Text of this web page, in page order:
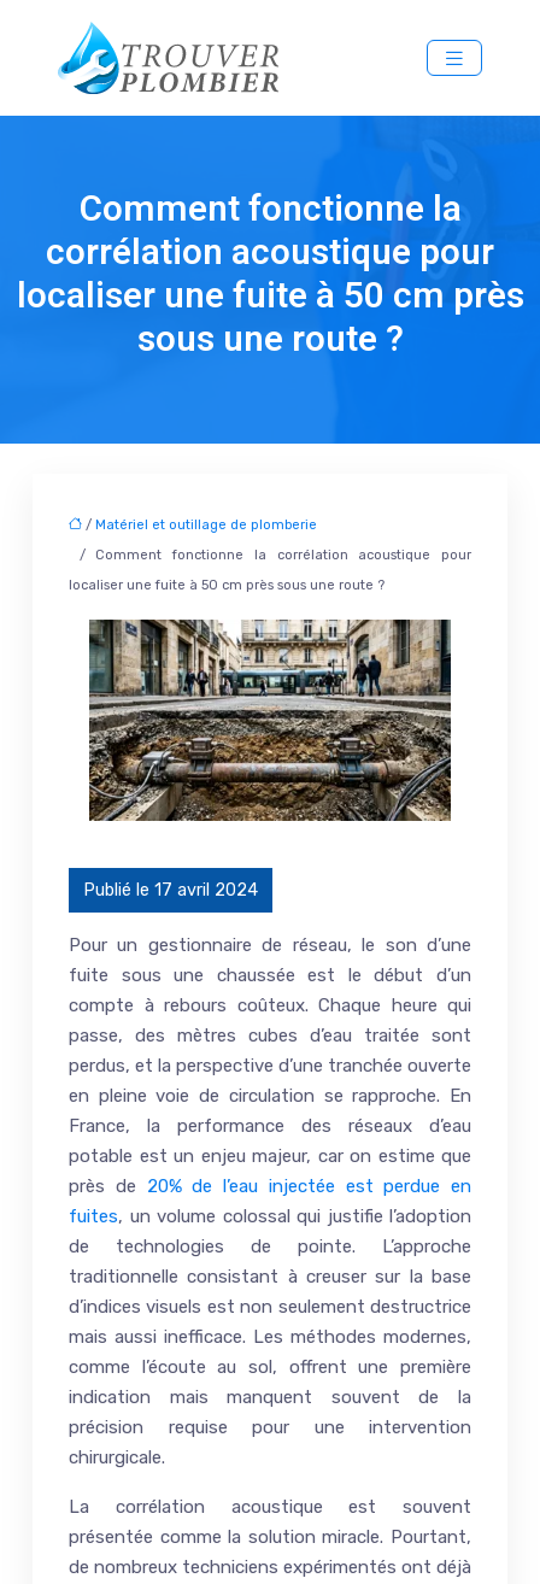
Comment fonctionne la
corrélation acoustique pour
localiser une fuite à 50 cm près
sous une route ?
/ Matériel et outillage de plomberie
/ Comment fonctionne la corrélation acoustique pour
localiser une fuite à 50 cm près sous une route ?
Publié le 17 avril 2024
Pour un gestionnaire de réseau, le son d’une
fuite sous une chaussée est le début d’un
compte à rebours coûteux. Chaque heure qui
passe, des mètres cubes d’eau traitée sont
perdus, et la perspective d’une tranchée ouverte
en pleine voie de circulation se rapproche. En
France, la performance des réseaux d’eau
potable est un enjeu majeur, car on estime que
près de 20% de l’eau injectée est perdue en
fuites, un volume colossal qui justifie l’adoption
de technologies de pointe. L’approche
traditionnelle consistant à creuser sur la base
d’indices visuels est non seulement destructrice
mais aussi inefficace. Les méthodes modernes,
comme l’écoute au sol, offrent une première
indication mais manquent souvent de la
précision requise pour une intervention
chirurgicale.
La corrélation acoustique est souvent
présentée comme la solution miracle. Pourtant,
de nombreux techniciens expérimentés ont déjà